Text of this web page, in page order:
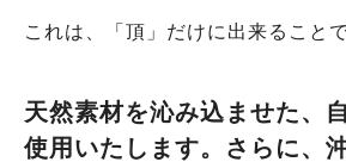
これは、「頂」だけに出来ることで
天然素材を沁み込ませた、
使用いたします。さらに、